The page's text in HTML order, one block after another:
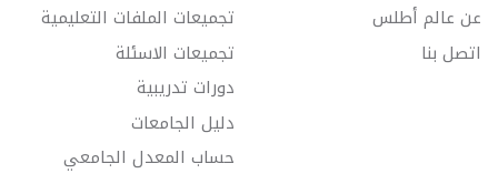
عن عالم أطلس
اتصل بنا
تجميعات الملفات التعليمية
تجميعات الاسئلة
دورات تدريبية
دليل الجامعات
حساب المعدل الجامعي